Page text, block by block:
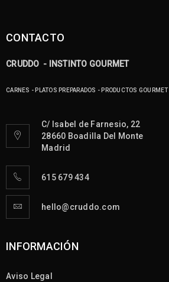
CONTACTO
CRUDDO - INSTINTO GOURMET
CARNES - PLATOS PREPARADOS - PRODUCTOS GOURMET
C/ Isabel de Farnesio, 22
28660 Boadilla Del Monte
Madrid
615 679 434
hello@cruddo.com
INFORMACIÓN
Aviso Legal